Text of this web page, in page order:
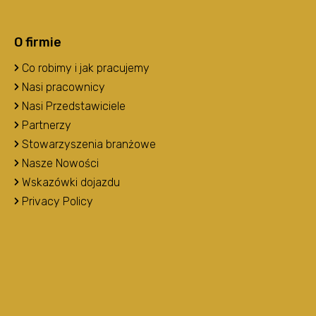
O firmie
Co robimy i jak pracujemy
Nasi pracownicy
Nasi Przedstawiciele
Partnerzy
Stowarzyszenia branżowe
Nasze Nowości
Wskazówki dojazdu
Privacy Policy